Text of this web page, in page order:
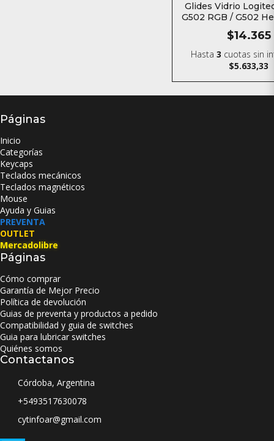
Glides Vidrio
G502 RGB / G502
para mouse
$14.365
Hasta3 cuotas sin
$5.633,33
Páginas
Inicio
Categorías
Keycaps
Teclados mecánicos
Teclados magnéticos
Mouse
Ayuda y Guias
PREVENTA
OUTLET
Mercadolibre
Páginas
Cómo comprar
Garantía de Mejor Precio
Política de devolución
Guias de preventa y productos a pedido
Compatibilidad y guia de switches
Guia para lubricar switches
Quiénes somos
Contactanos
Córdoba, Argentina
+5493517630078
cytinfoar@gmail.com